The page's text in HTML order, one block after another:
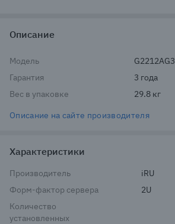
Описание
Модель
G2212AG3
Гарантия
3 года
Вес в упаковке
29.8 кг
Описание на сайте производителя
Характеристики
Производитель
iRU
Форм-фактор сервера
2U
Количество
установленных